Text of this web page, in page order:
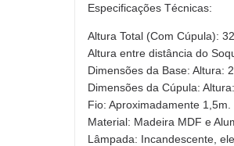
Especificações Técnicas:
Altura Total (Com Cúpula): 32
Altura entre distância do
Dimensões da Base: Altura:
Dimensões da Cúpula:
Fio: Aproximadamente 1,5m.
Material: Madeira MDF e
Lâmpada: Incandescente,